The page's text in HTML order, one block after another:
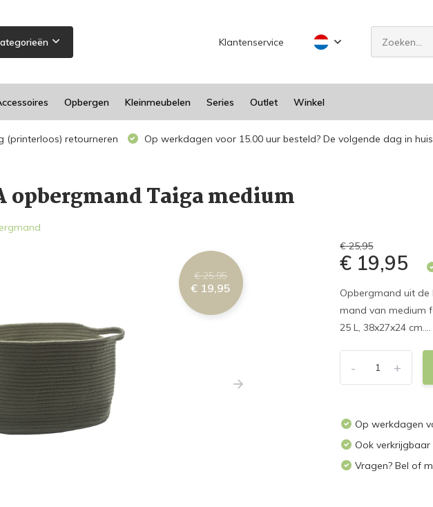
Klantenservice
Opbergen Kleinmeubelen Series Outlet Winkel
(printerloos) retourneren Op werkdagen voor 15.00 uur besteld? De volgende dag in
opbergmand Taiga medium
€ 25,95
€ 19,95
€ 25,95
€ 19,95
Opbergmand uit de
mand van medium
25 L, 38x27x24
+
-
Op werkdagen
Ook
Vragen? Bel of